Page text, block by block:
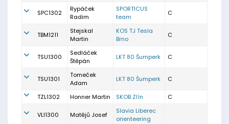
SPC1302
Rypáček
Radim
SPORTICUS
team
C
TBM1211
Stejskal
Martin
KOS TJ Tesla
Brno
C
TSU1300
Sedláček
Štěpán
LKT 80 Šumperk C
TSU1301
Tomeček
Adam
LKT 80 Šumperk C
TZL1302 Honner Martin SKOB Zlín C
VLI1300 Matějů Josef
Slavia Liberec
orienteering